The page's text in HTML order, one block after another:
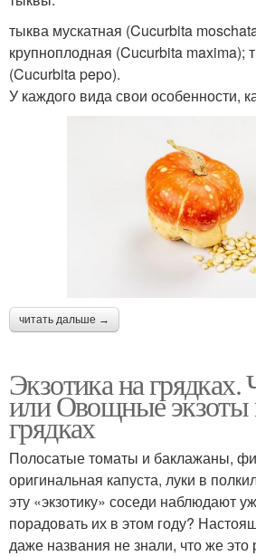
тыква мускатная (Cucurbita
крупноплодная (Cucurbita maxima);
(Cucurbita pepo).
У каждого вида свои особенности,
читать дальше →
Экзотика на
или Овощные
грядках
Полосатые томаты и баклажаны,
оригинальная капуста, луки в
эту «экзотику» соседи наблюдают
порадовать их в этом году?
даже названия не знали, что же это